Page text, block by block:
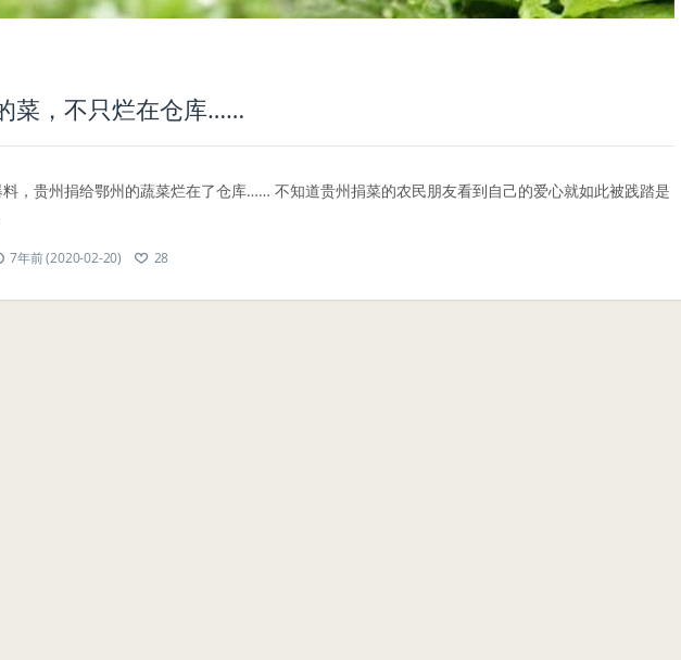
菜，不只烂在仓库……
，贵州捐给鄂州的蔬菜烂在了仓库…… 不知道贵州捐菜的农民朋友看到自己的爱心就如此被践踏是
7年前 (2020-02-20) 28